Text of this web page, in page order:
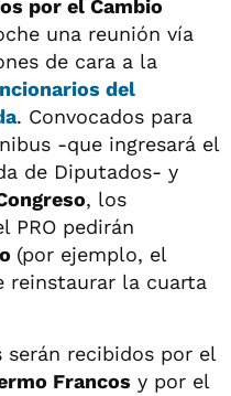
por el Cambio
una reunión vía
de cara a la
del
. Convocados para
-que ingresará el
de Diputados- y
, los
PRO pedirán
(por ejemplo, el
reinstaurar la cuarta
serán recibidos por el
Francos y por el